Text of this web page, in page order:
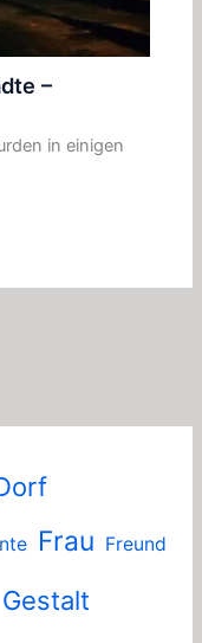
Frau Freund
Gestalt
–
in einigen